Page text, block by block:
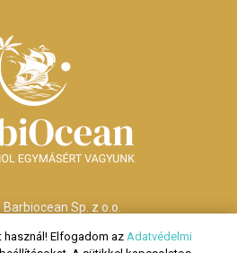
Barbiocean Sp. z o.o.
ul. Długa nr 29
használ! Elfogadom az Adatvédelmi